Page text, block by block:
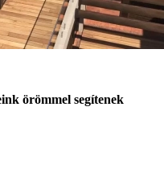
örömmel segítenek